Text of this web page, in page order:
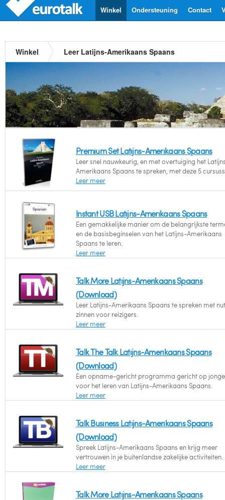
Contact
Ondersteuning
Winkel
Winkel Leer Latijns-Amerikaans Spaans
Premium Set Latijns-Amerikaans Spaans
Leer snel nauwkeurig, en met overtuiging het
Amerikaans Spaans te spreken, met deze 5
Leer meer
Instant USB Latijns-Amerikaans Spaans
Een gemakkelijke manier om de belangrijkste
en de basisbeginselen van het Latijns-Amerikaans
Spaans te leren.
Leer meer
Talk More Latijns-Amerikaans Spaans
(Download)
Leer Latijns-Amerikaans Spaans te spreken met
zinnen voor reizigers.
Leer meer
Talk The Talk Latijns-Amerikaans Spaans
(Download)
Een opname-gericht programma gericht op
voor het leren van Latijns-Amerikaans Spaans.
Leer meer
Talk Business Latijns-Amerikaans Spaans
(Download)
Spreek Latijns-Amerikaans Spaans en krijg meer
vertrouwen in je buitenlandse zakelijke activiteiten.
Leer meer
Talk More Latijns-Amerikaans Spaans